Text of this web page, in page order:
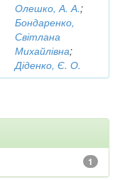
Олешко, А. А.;
Бондаренко,
Світлана
Михайлівна;
Діденко, Є. О.
1